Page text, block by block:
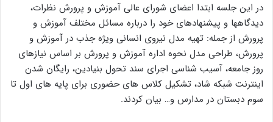
در این جلسه ابتدا اعضای شورای عالی آموزش و پرورش نظرات،
دیدگاهها و پیشنهادهای خود را درباره مسائل مختلف آموزش و
پرورش از جمله: تهیه مدل نیروی انسانی ویژه جذب در آموزش و
پرورش، طراحی مدل نحوه اداره آموزش و پرورش بر اساس نیازهای
روز جامعه، آسیب شناسی اجرای سند تحول بنیادین، رایگان شدن
اینترنت شبکه شاد، تشکیل کلاس های حضوری برای پایه های اول تا
سوم دبستان در مدارس و… بیان کردند.